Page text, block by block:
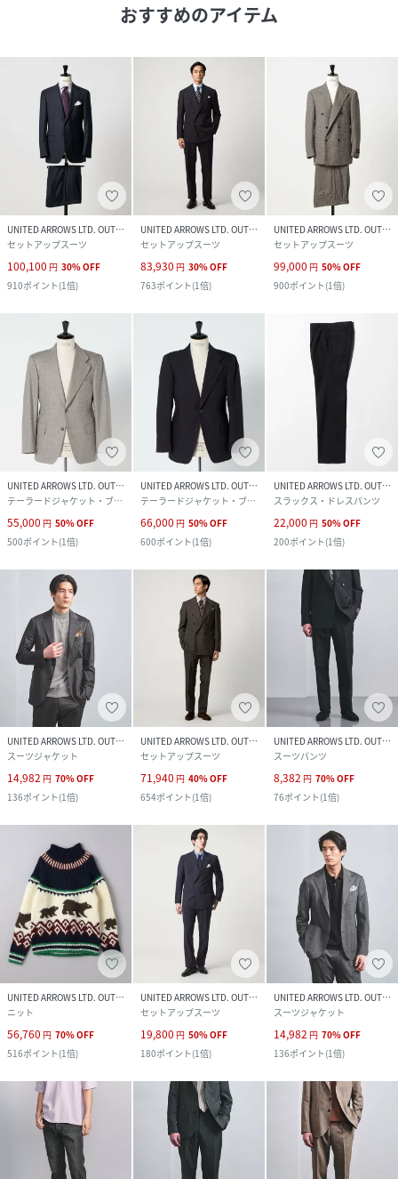
おすすめのアイテム
UNITED ARROWS LTD. OUTLET
セットアップスーツ
100,100 円 30%OFF
910ポイント(1倍)
UNITED ARROWS LTD. OUTLET
セットアップスーツ
83,930 円 30%OFF
763ポイント(1倍)
UNITED ARROWS LTD. OUTLET
セットアップスーツ
99,000 円 50%OFF
900ポイント(1倍)
UNITED ARROWS LTD. OUTLET
テーラードジャケット・ブレザー
55,000 円 50%OFF
500ポイント(1倍)
UNITED ARROWS LTD. OUTLET
テーラードジャケット・ブレザー
66,000 円 50%OFF
600ポイント(1倍)
UNITED ARROWS LTD. OUTLET
スラックス・ドレスパンツ
22,000 円 50%OFF
200ポイント(1倍)
UNITED ARROWS LTD. OUTLET
スーツジャケット
14,982 円 70%OFF
136ポイント(1倍)
UNITED ARROWS LTD. OUTLET
セットアップスーツ
71,940 円 40%OFF
654ポイント(1倍)
UNITED ARROWS LTD. OUTLET
スーツパンツ
8,382 円 70%OFF
76ポイント(1倍)
UNITED ARROWS LTD. OUTLET
ニット
56,760 円 70%OFF
516ポイント(1倍)
UNITED ARROWS LTD. OUTLET
セットアップスーツ
19,800 円 50%OFF
180ポイント(1倍)
UNITED ARROWS LTD. OUTLET
スーツジャケット
14,982 円 70%OFF
136ポイント(1倍)